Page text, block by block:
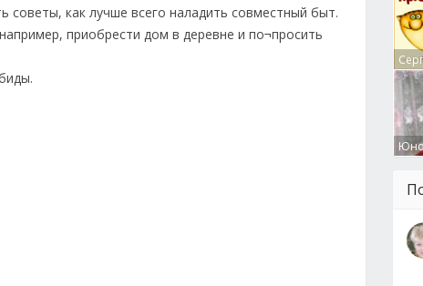
советы, как лучше всего наладить совместный быт.
приобрести дом в деревне и по¬просить